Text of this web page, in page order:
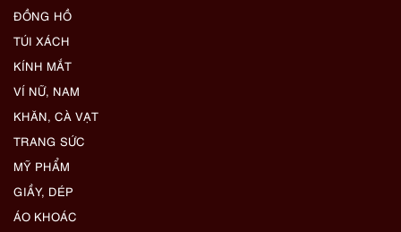
ĐỒNG HỒ
TÚI XÁCH
KÍNH MẮT
VÍ NỮ, NAM
KHĂN, CÀ VẠT
TRANG SỨC
MỸ PHẨM
GIẦY, DÉP
ÁO KHOÁC